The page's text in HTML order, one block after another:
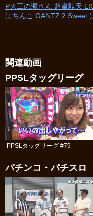
P大工の源さん 超韋駄天
ぱちんこ GANTZ:2 Sweet
関連動画
PPSLタッグリーグ
PPSLタッグリーグ #79
パチンコ・パチスロ